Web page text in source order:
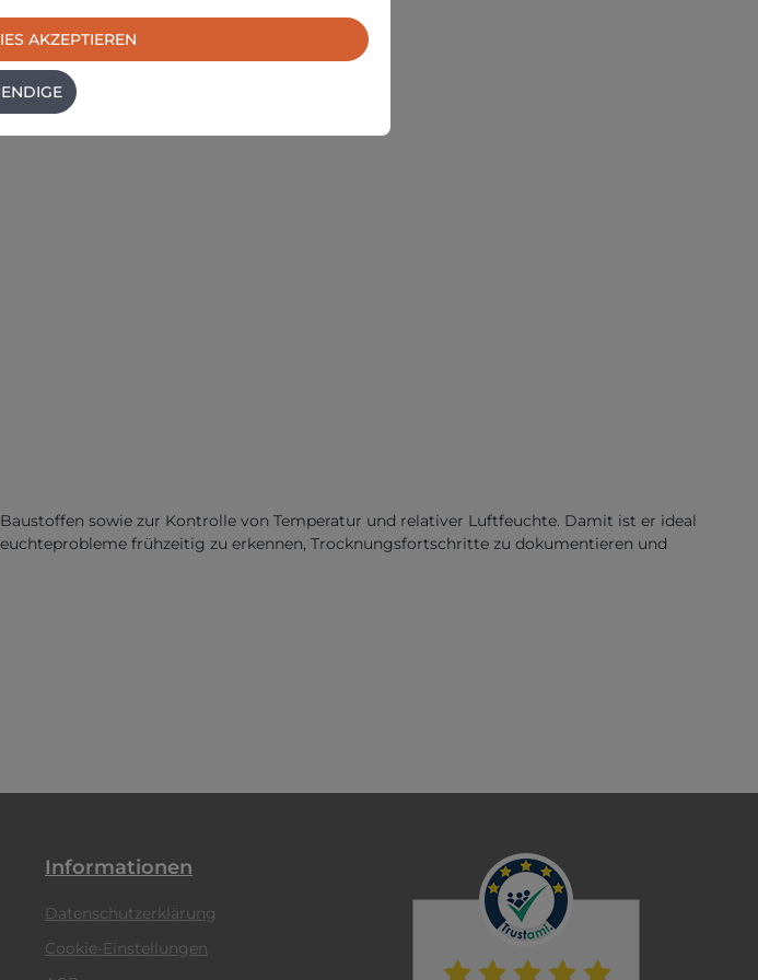
sowie zur Kontrolle von Temperatur und relativer Luftfeuchte. Damit ist er ideal
frühzeitig zu erkennen, Trocknungsfortschritte zu dokumentieren und
Informationen
Datenschutzerklärung
Cookie-Einstellungen
AKZEPTIEREN